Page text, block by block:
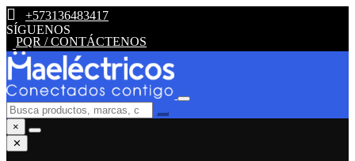
+573136483417
SÍGUENOS
PQR / CONTÁCTENOS
×
✕